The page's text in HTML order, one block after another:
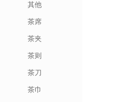
其他
茶席
茶夹
茶则
茶刀
茶巾